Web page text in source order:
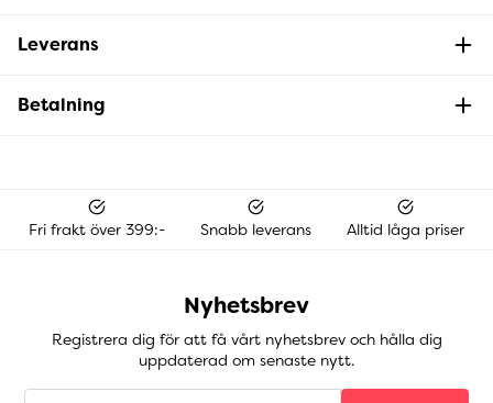
Leverans
Betalning
Fri frakt över 399:- Snabb leverans Alltid låga priser
Nyhetsbrev
Registrera dig för att få vårt nyhetsbrev och hålla dig
uppdaterad om senaste nytt.